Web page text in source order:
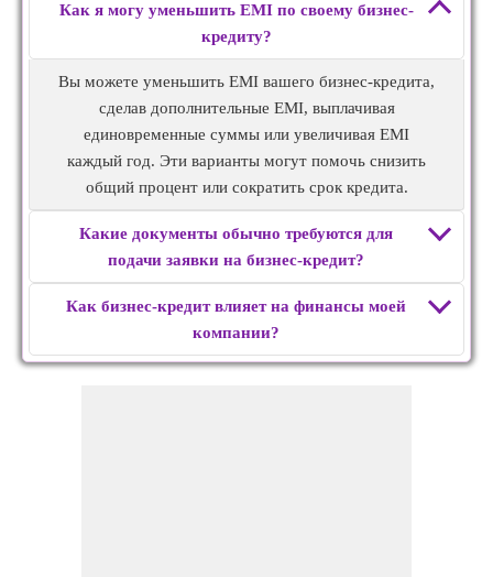
Как я могу уменьшить EMI по своему бизнес-
кредиту?
Вы можете уменьшить EMI вашего бизнес-кредита,
сделав дополнительные EMI, выплачивая
единовременные суммы или увеличивая EMI
каждый год. Эти варианты могут помочь снизить
общий процент или сократить срок кредита.
Какие документы обычно требуются для
подачи заявки на бизнес-кредит?
Как бизнес-кредит влияет на финансы моей
компании?